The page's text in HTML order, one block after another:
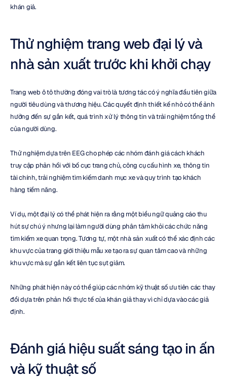
khán giả.
Thử nghiệm trang web đại lý và
nhà sản xuất trước khi khởi chạy
Trang web ô tô thường đóng vai trò là tương tác có ý nghĩa đầu tiên giữa
người tiêu dùng và thương hiệu. Các quyết định thiết kế nhỏ có thể ảnh
hưởng đến sự gắn kết, quá trình xử lý thông tin và trải nghiệm tổng thể
của người dùng.
Thử nghiệm dựa trên EEG cho phép các nhóm đánh giá cách khách
truy cập phản hồi với bố cục trang chủ, công cụ cấu hình xe, thông tin
tài chính, trải nghiệm tìm kiếm danh mục xe và quy trình tạo khách
hàng tiềm năng.
Ví dụ, một đại lý có thể phát hiện ra rằng một biểu ngữ quảng cáo thu
hút sự chú ý nhưng lại làm người dùng phân tâm khỏi các chức năng
tìm kiếm xe quan trọng. Tương tự, một nhà sản xuất có thể xác định các
khu vực của trang giới thiệu mẫu xe tạo ra sự quan tâm cao và những
khu vực mà sự gắn kết liên tục sụt giảm.
Những phát hiện này có thể giúp các nhóm kỹ thuật số ưu tiên các thay
đổi dựa trên phản hồi thực tế của khán giả thay vì chỉ dựa vào các giả
định.
Đánh giá hiệu suất sáng tạo in ấn
và kỹ thuật số